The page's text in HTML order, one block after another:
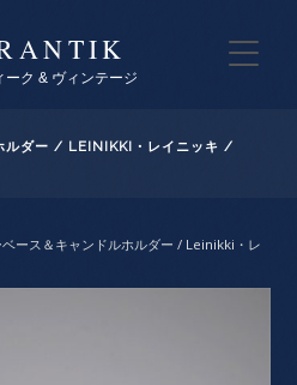
ーク & ヴィンテージ
ルダー / LEINIKKI・レイニッキ /
ース＆キャンドルホルダー / Leinikki・レ